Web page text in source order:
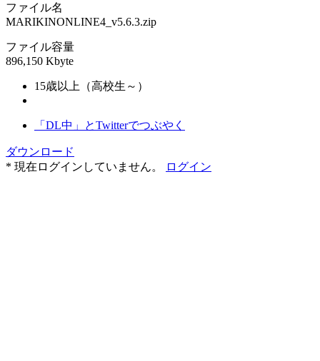
ファイル名
MARIKINONLINE4_v5.6.3.zip
ファイル容量
896,150 Kbyte
15歳以上（高校生～）
「DL中」とTwitterでつぶやく
ダウンロード
* 現在ログインしていません。
ログイン